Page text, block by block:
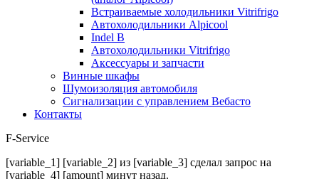
Встраиваемые холодильники Vitrifrigo
Автохолодильники Alpicool
Indel B
Автохолодильники Vitrifrigo
Аксессуары и запчасти
Винные шкафы
Шумоизоляция автомобиля
Сигнализации с управлением Вебасто
Контакты
F-Service
[variable_1] [variable_2] из [variable_3] сделал запрос на
[variable_4] [amount] минут назад.